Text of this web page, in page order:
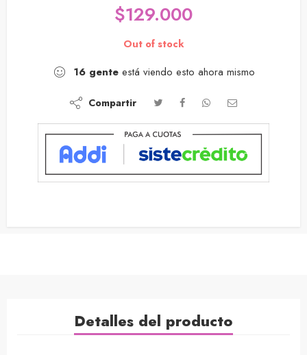
$129.000
Out of stock
16 genteestá viendo esto ahora mismo
Compartir
Detalles del producto